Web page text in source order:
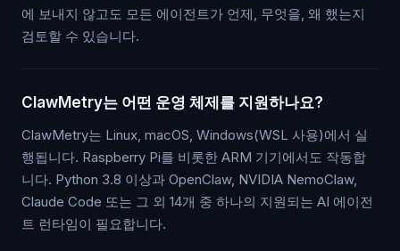
에 보내지 않고도 모든 에이전트가 언제, 무엇을, 왜 했는지
검토할 수 있습니다.
ClawMetry는 어떤 운영 체제를 지원하나요?
ClawMetry는 Linux, macOS, Windows(WSL 사용)에서 실
행됩니다. Raspberry Pi를 비롯한 ARM 기기에서도 작동합
니다. Python 3.8 이상과 OpenClaw, NVIDIA NemoClaw,
Claude Code 또는 그 외 14개 중 하나의 지원되는 AI 에이전
트 런타임이 필요합니다.